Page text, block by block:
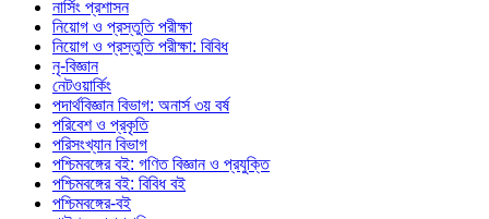
নার্সিং প্রশাসন
নিয়োগ ও প্রস্তুতি পরীক্ষা
নিয়োগ ও প্রস্তুতি পরীক্ষা: বিবিধ
নৃ-বিজ্ঞান
নেটওয়ার্কিং
পদার্থবিজ্ঞান বিভাগ: অনার্স ৩য় বর্ষ
পরিবেশ ও প্রকৃতি
পরিসংখ্যান বিভাগ
পশ্চিমবঙ্গের বই: গণিত বিজ্ঞান ও প্রযুক্তি
পশ্চিমবঙ্গের বই: বিবিধ বই
পশ্চিমবঙ্গের-বই